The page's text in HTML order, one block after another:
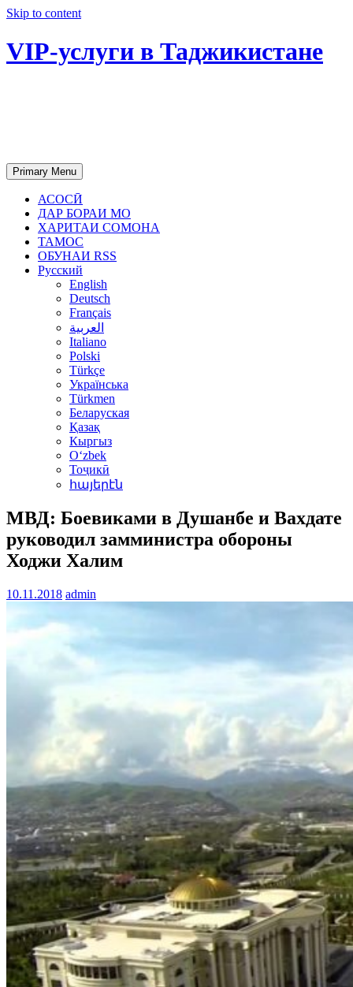
Skip to content
VIP-услуги в Таджикистане
Primary Menu
АСОСӢ
ДАР БОРАИ МО
ХАРИТАИ СОМОНА
ТАМОС
ОБУНАИ RSS
Русский
English
Deutsch
Français
العربية
Italiano
Polski
Türkçe
Українська
Türkmen
Беларуская
Қазақ
Кыргыз
Oʻzbek
Тоҷикӣ
հայերէն
МВД: Боевиками в Душанбе и Вахдате
руководил замминистра обороны
Ходжи Халим
10.11.2018 admin